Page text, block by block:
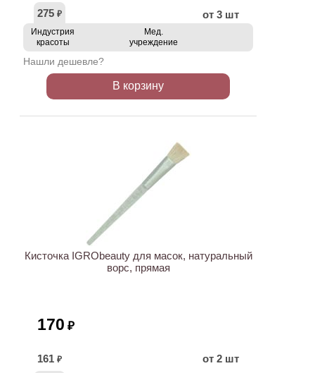
275 ₽ от 3 шт
Индустрия
красоты
Мед.
учреждение
Нашли дешевле?
В корзину
Кисточка IGRObeauty для масок, натуральный
ворс, прямая
170 ₽
161 ₽
от 2 шт